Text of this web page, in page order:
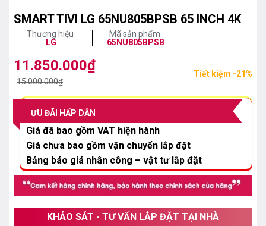
SMART TIVI LG 65NU805BPSB 65 INCH 4K
Thương hiệu
LG
Mã sản phẩm
65NU805BPSB
15.000.000₫
Giá
gốc
15.000.000₫.
11.850.000₫
Giá
hiện
11.850.000₫.
Tiết kiệm -21%
ƯU ĐÃI HẤP DẪN
Giá đã bao gồm VAT hiện hành
Giá chưa bao gồm vận chuyển lắp đặt
Bảng báo giá nhân công – vật tư lắp đặt
KHẢO SÁT - TƯ VẤN LẮP ĐẶT TẠI NHÀ